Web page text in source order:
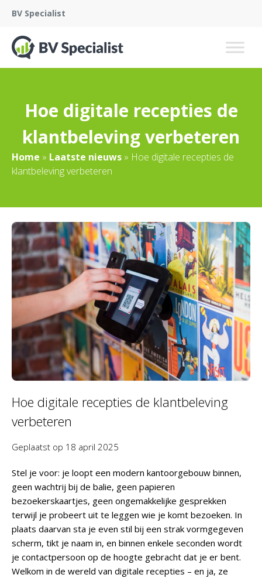
BV Specialist
Hoe digitale recepties de
klantbeleving verbeteren
Home » Laatste nieuws » Hoe digitale recepties de
klantbeleving verbeteren
Hoe digitale recepties de klantbeleving
verbeteren
Geplaatst op 18 april 2025
Stel je voor: je loopt een modern kantoorgebouw binnen,
geen wachtrij bij de balie, geen papieren
bezoekerskaartjes, geen ongemakkelijke gesprekken
terwijl je probeert uit te leggen wie je komt bezoeken. In
plaats daarvan sta je even stil bij een strak vormgegeven
scherm, tikt je naam in, en binnen enkele seconden wordt
je contactpersoon op de hoogte gebracht dat je er bent.
Welkom in de wereld van digitale recepties – en ja, ze